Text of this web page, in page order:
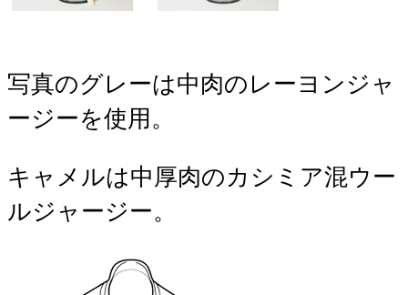
写真のグレーは中肉のレーヨンジャ
ージーを使用。
キャメルは中厚肉のカシミア混ウー
ルジャージー。